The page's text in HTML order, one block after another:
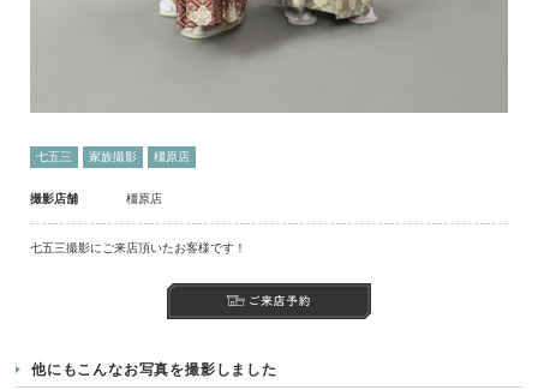
七五三 家族撮影 橿原店
撮影店舗 橿原店
七五三撮影にご来店頂いたお客様です！
他にもこんなお写真を撮影しました